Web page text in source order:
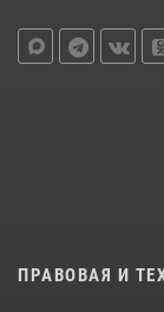
ПРАВОВАЯ И